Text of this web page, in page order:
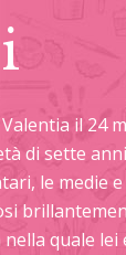
il 24
di sette
le medie
quale